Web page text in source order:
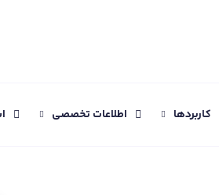
کاربردها اطلاعات تخصصی